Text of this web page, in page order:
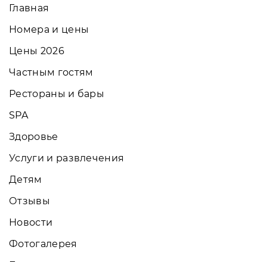
Главная
Номера и цены
Цены 2026
Частным гостям
Рестораны и бары
SPA
Здоровье
Услуги и развлечения
Детям
Отзывы
Новости
Фотогалерея